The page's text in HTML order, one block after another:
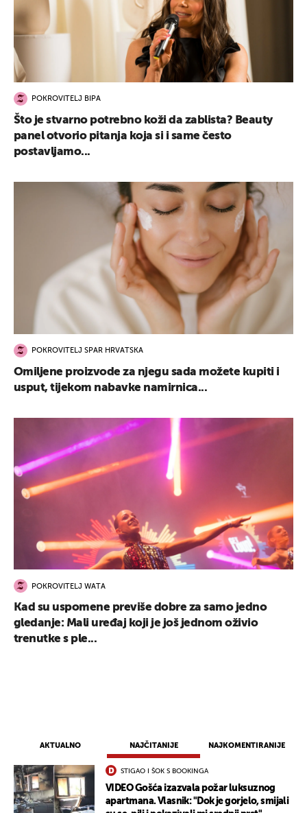
AKTUALNO NAJČITANIJE NAJKOMENTIRANIJE
STIGAO I ŠOK S BOOKINGA
VIDEO Gošća izazvala požar luksuznog
apartmana. Vlasnik: "Dok je gorjelo, smijali
POKROVITELJ BIPA
Što je stvarno potrebno koži da zablista? Beauty
panel otvorio pitanja koja si i same često
postavljamo...
POKROVITELJ SPAR HRVATSKA
Omiljene proizvode za njegu sada možete kupiti i
usput, tijekom nabavke namirnica...
POKROVITELJ WATA
Kad su uspomene previše dobre za samo jedno
gledanje: Mali uređaj koji je još jednom oživio
trenutke s ple...